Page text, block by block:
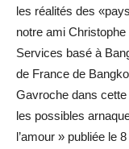
les réalités des
notre ami
Services basé à
de France de
Gavroche dans cette
les possibles
l’amour » publiée le